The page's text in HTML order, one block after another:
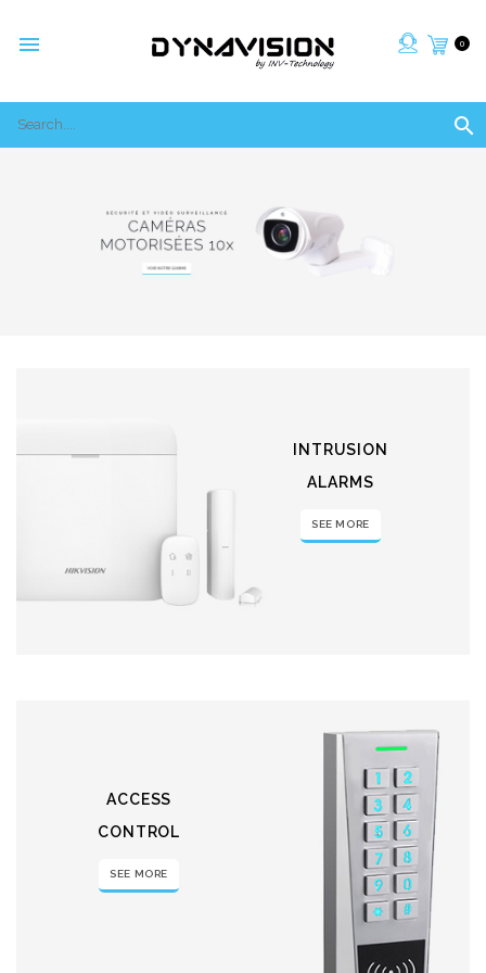
 0

INTRUSION
ALARMS
SEE MORE
ACCESS
CONTROL
SEE MORE